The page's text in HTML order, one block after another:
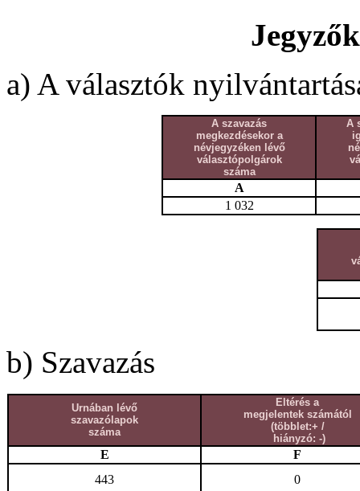
a) A választók
A szavazás
megkezdésekor a
névjegyzéken lévő
választópolgárok
száma
A
A
1 032
b) Szavazás
Urnában lévő
szavazólapok
száma
Eltérés a
megjelentek számától
(többlet:+ /
hiányzó: -)
E
F
443
0